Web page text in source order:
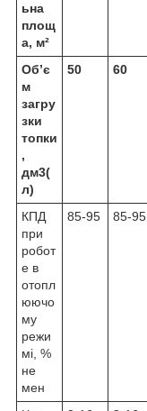
ьна
площ
а, м²
Об’є
м
загру
зки
топки
,
дм3(
л)
50 60
КПД
при
робот
е в
отопл
юючо
му
режи
мі, %
не
мен
85-95 85-95